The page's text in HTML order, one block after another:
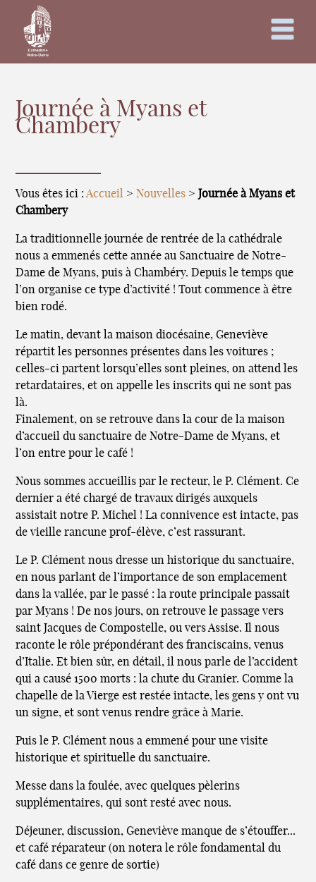
Journée à Myans et
Chambery
Vous êtes ici :Accueil > Nouvelles > Journée à Myans et
Chambery
La traditionnelle journée de rentrée de la cathédrale
nous a emmenés cette année au Sanctuaire de Notre-
Dame de Myans, puis à Chambéry. Depuis le temps que
l’on organise ce type d’activité ! Tout commence à être
bien rodé.
Le matin, devant la maison diocésaine, Geneviève
répartit les personnes présentes dans les voitures ;
celles-ci partent lorsqu’elles sont pleines, on attend les
retardataires, et on appelle les inscrits qui ne sont pas
là.
Finalement, on se retrouve dans la cour de la maison
d’accueil du sanctuaire de Notre-Dame de Myans, et
l’on entre pour le café !
Nous sommes accueillis par le recteur, le P. Clément. Ce
dernier a été chargé de travaux dirigés auxquels
assistait notre P. Michel ! La connivence est intacte, pas
de vieille rancune prof-élève, c’est rassurant.
Le P. Clément nous dresse un historique du sanctuaire,
en nous parlant de l’importance de son emplacement
dans la vallée, par le passé : la route principale passait
par Myans ! De nos jours, on retrouve le passage vers
saint Jacques de Compostelle, ou vers Assise. Il nous
raconte le rôle prépondérant des franciscains, venus
d’Italie. Et bien sûr, en détail, il nous parle de l’accident
qui a causé 1500 morts : la chute du Granier. Comme la
chapelle de la Vierge est restée intacte, les gens y ont vu
un signe, et sont venus rendre grâce à Marie.
Puis le P. Clément nous a emmené pour une visite
historique et spirituelle du sanctuaire.
Messe dans la foulée, avec quelques pèlerins
supplémentaires, qui sont resté avec nous.
Déjeuner, discussion, Geneviève manque de s’étouffer...
et café réparateur (on notera le rôle fondamental du
café dans ce genre de sortie)